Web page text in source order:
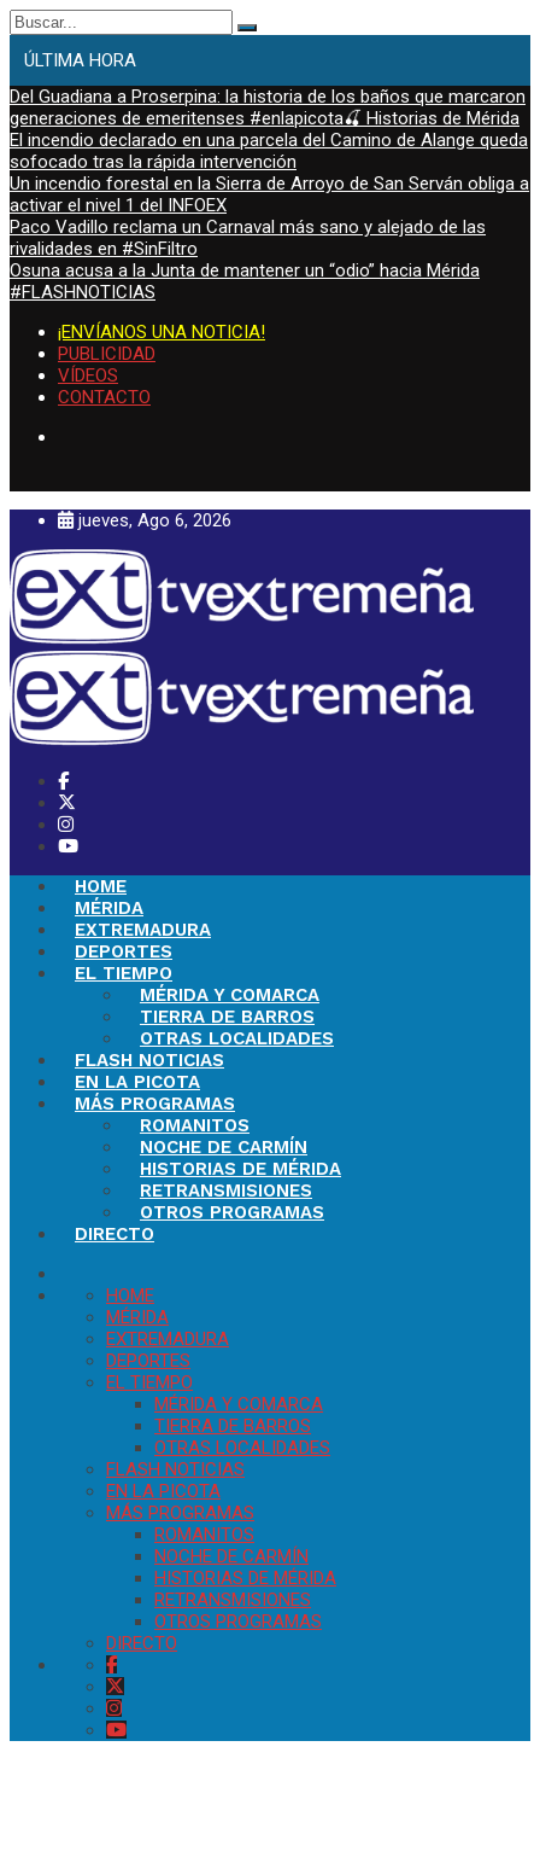
Buscar:
ÚLTIMA HORA
Del Guadiana a Proserpina: la historia de los baños que marcaron
generaciones de emeritenses #enlapicota🍒 Historias de Mérida
El incendio declarado en una parcela del Camino de Alange queda
sofocado tras la rápida intervención
Un incendio forestal en la Sierra de Arroyo de San Serván obliga a
activar el nivel 1 del INFOEX
Paco Vadillo reclama un Carnaval más sano y alejado de las
rivalidades en #SinFiltro
Osuna acusa a la Junta de mantener un “odio” hacia Mérida
#FLASHNOTICIAS
¡ENVÍANOS UNA NOTICIA!
PUBLICIDAD
VÍDEOS
CONTACTO
jueves, Ago 6, 2026
HOME
MÉRIDA
EXTREMADURA
DEPORTES
EL TIEMPO
MÉRIDA Y COMARCA
TIERRA DE BARROS
OTRAS LOCALIDADES
FLASH NOTICIAS
EN LA PICOTA
MÁS PROGRAMAS
ROMANITOS
NOCHE DE CARMÍN
HISTORIAS DE MÉRIDA
RETRANSMISIONES
OTROS PROGRAMAS
DIRECTO
HOME
MÉRIDA
EXTREMADURA
DEPORTES
EL TIEMPO
MÉRIDA Y COMARCA
TIERRA DE BARROS
OTRAS LOCALIDADES
FLASH NOTICIAS
EN LA PICOTA
MÁS PROGRAMAS
ROMANITOS
NOCHE DE CARMÍN
HISTORIAS DE MÉRIDA
RETRANSMISIONES
OTROS PROGRAMAS
DIRECTO